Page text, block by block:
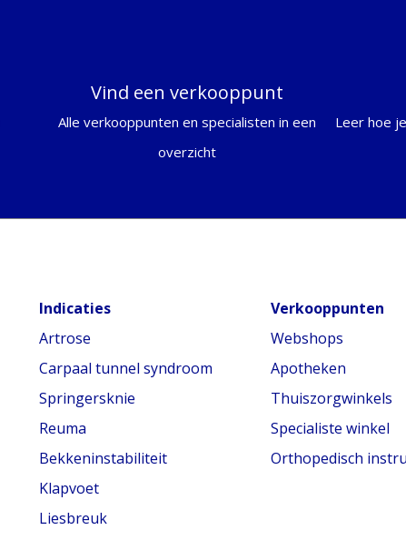
Vind een verkooppunt
Alle verkooppunten en specialisten in een
overzicht
Leer hoe
Indicaties
Artrose
Carpaal tunnel syndroom
Springersknie
Reuma
Bekkeninstabiliteit
Klapvoet
Liesbreuk
Verkooppunten
Webshops
Apotheken
Thuiszorgwinkels
Specialiste winkel
Orthopedisch